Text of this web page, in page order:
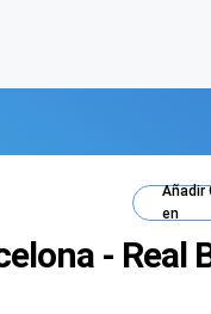
Añadir
en
- Real